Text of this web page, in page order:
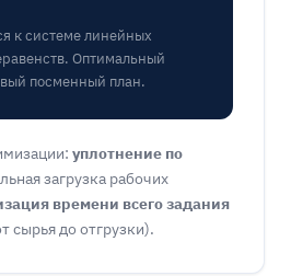
к системе линейных
Оптимальный
посменный план.
уплотнение по
загрузка рабочих
времени всего задания
сырья до отгрузки).